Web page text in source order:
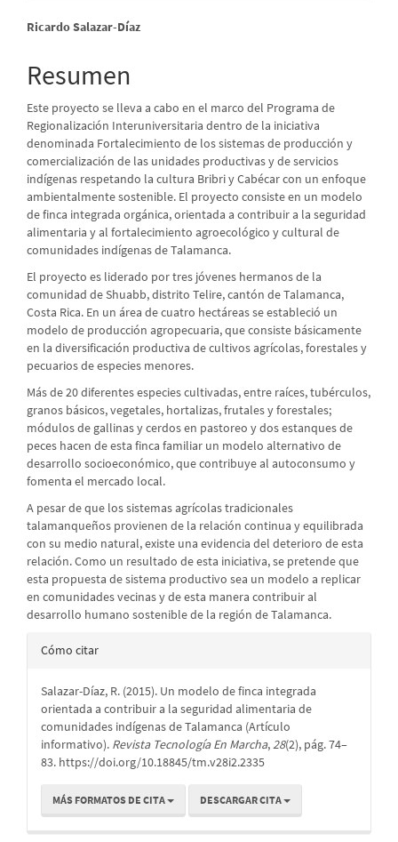
Contenido
principal
del
artículo
Ricardo Salazar-Díaz
Resumen
Este proyecto se lleva a cabo en el marco del Programa de
Regionalización Interuniversitaria dentro de la iniciativa
denominada Fortalecimiento de los sistemas de producción y
comercialización de las unidades productivas y de servicios
indígenas respetando la cultura Bribri y Cabécar con un enfoque
ambientalmente sostenible. El proyecto consiste en un modelo
de finca integrada orgánica, orientada a contribuir a la seguridad
alimentaria y al fortalecimiento agroecológico y cultural de
comunidades indígenas de Talamanca.
El proyecto es liderado por tres jóvenes hermanos de la
comunidad de Shuabb, distrito Telire, cantón de Talamanca,
Costa Rica. En un área de cuatro hectáreas se estableció un
modelo de producción agropecuaria, que consiste básicamente
en la diversificación productiva de cultivos agrícolas, forestales y
pecuarios de especies menores.
Más de 20 diferentes especies cultivadas, entre raíces, tubérculos,
granos básicos, vegetales, hortalizas, frutales y forestales;
módulos de gallinas y cerdos en pastoreo y dos estanques de
peces hacen de esta finca familiar un modelo alternativo de
desarrollo socioeconómico, que contribuye al autoconsumo y
fomenta el mercado local.
A pesar de que los sistemas agrícolas tradicionales
talamanqueños provienen de la relación continua y equilibrada
con su medio natural, existe una evidencia del deterioro de esta
relación. Como un resultado de esta iniciativa, se pretende que
esta propuesta de sistema productivo sea un modelo a replicar
en comunidades vecinas y de esta manera contribuir al
desarrollo humano sostenible de la región de Talamanca.
Detalles
artículo
Cómo citar
Salazar-Díaz, R. (2015). Un modelo de finca integrada
orientada a contribuir a la seguridad alimentaria de
comunidades indígenas de Talamanca (Artículo
informativo). Revista Tecnología En Marcha,28(2), pág. 74–
83. https://doi.org/10.18845/tm.v28i2.2335
MÁS FORMATOS DE CITA DESCARGAR CITA